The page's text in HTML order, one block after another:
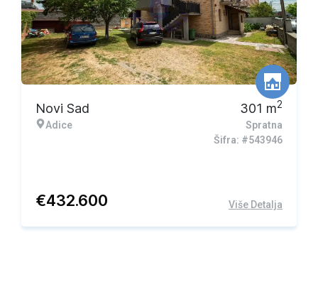
Novi Sad
Adice
301 m2
Spratna
Šifra: #543946
€432.600 Više Detalja